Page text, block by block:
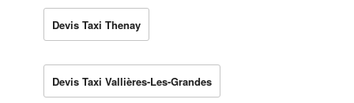
Devis Taxi Thenay
Devis Taxi Vallières-Les-Grandes